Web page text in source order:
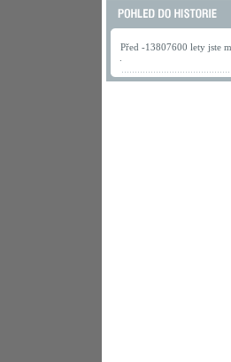
Před -13807600 lety jste